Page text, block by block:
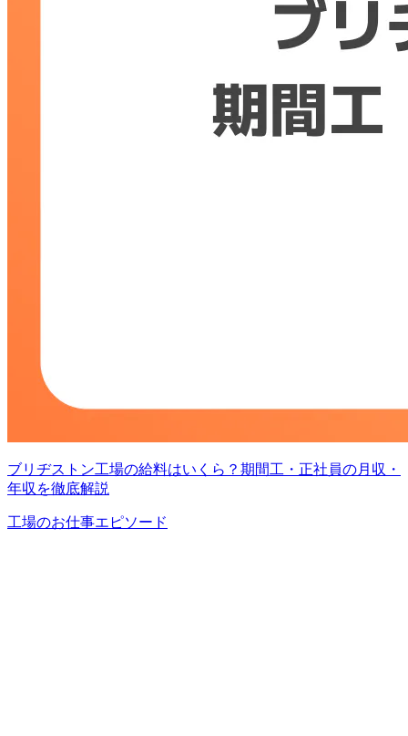
ブリヂストン工場の給料はいくら？期間工・正社員の月収・
年収を徹底解説
工場のお仕事エピソード